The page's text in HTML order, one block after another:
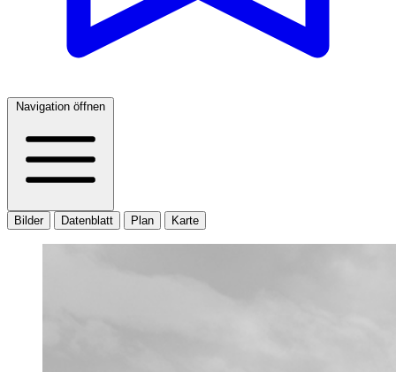
Navigation öffnen
Bilder Datenblatt Plan Karte